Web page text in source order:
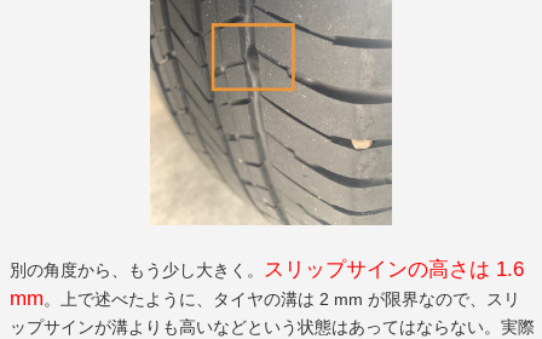
別の角度から、もう少し大きく。 スリップサインの高さは 1.6
mm。上で述べたように、タイヤの溝は 2 mm が限界なので、スリ
ップサインが溝よりも高いなどという状態はあってはならない。実際